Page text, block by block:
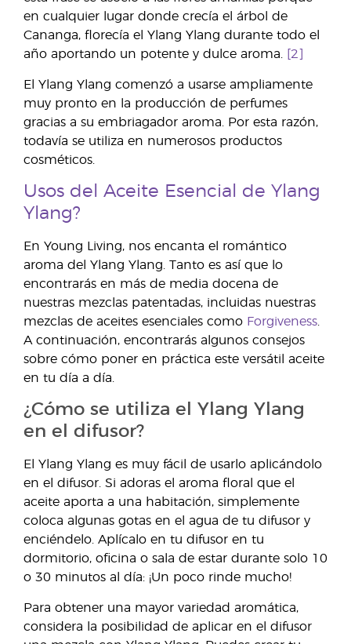
en cualquier lugar donde crecía el árbol de
Cananga, florecía el Ylang Ylang durante todo el
año aportando un potente y dulce aroma.
[2]
El Ylang Ylang comenzó a usarse ampliamente
muy pronto en la producción de perfumes
gracias a su embriagador aroma. Por esta razón,
todavía se utiliza en numerosos productos
cosméticos.
Usos del Aceite Esencial de Ylang
Ylang?
En Young Living, nos encanta el romántico
aroma del Ylang Ylang. Tanto es así que lo
encontrarás en más de media docena de
nuestras mezclas patentadas, incluidas nuestras
mezclas de aceites esenciales como Forgiveness.
A continuación, encontrarás algunos consejos
sobre cómo poner en práctica este versátil aceite
en tu día a día.
¿Cómo se utiliza el Ylang Ylang
en el difusor?
El Ylang Ylang es muy fácil de usarlo aplicándolo
en el difusor. Si adoras el aroma floral que el
aceite aporta a una habitación, simplemente
coloca algunas gotas en el agua de tu difusor y
enciéndelo. Aplícalo en tu difusor en tu
dormitorio, oficina o sala de estar durante solo 10
o 30 minutos al día: ¡Un poco rinde mucho!
Para obtener una mayor variedad aromática,
considera la posibilidad de aplicar en el difusor